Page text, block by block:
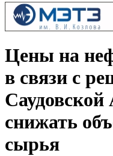
Цены на
в связи с
снижать
сырья